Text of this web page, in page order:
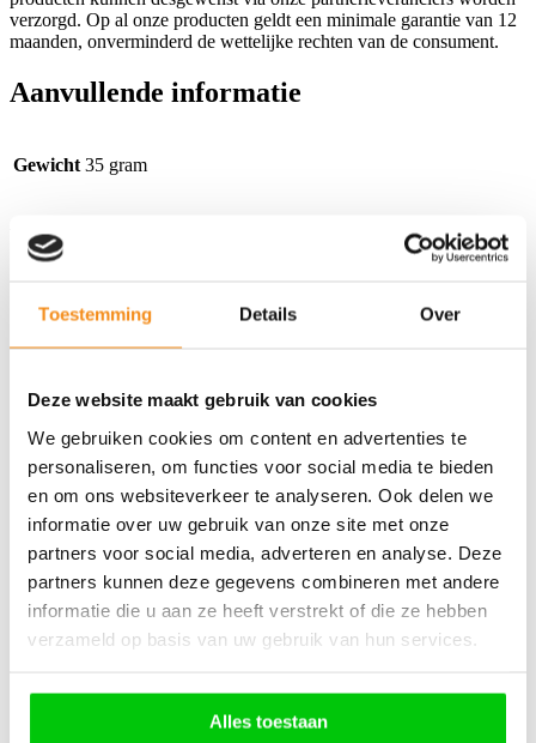
Toestemming Details Over
Deze website maakt gebruik van cookies
We gebruiken cookies om content en advertenties te
personaliseren, om functies voor social media te bieden
en om ons websiteverkeer te analyseren. Ook delen we
informatie over uw gebruik van onze site met onze
partners voor social media, adverteren en analyse. Deze
partners kunnen deze gegevens combineren met andere
informatie die u aan ze heeft verstrekt of die ze hebben
verzameld op basis van uw gebruik van hun services.
Alles toestaan
verzorgd. Op al onze producten geldt een minimale garantie van 12
maanden, onverminderd de wettelijke rechten van de consument.
Aanvullende informatie
Gewicht 35 gram
Welllicht Ook Interresant
156 2 Knops klapsleutel ID46 433mhz
Alfa Romeo SIP22 Noodsleutelbaard
€11,65 Incl. BTW
B30 – Nieuw Universeel Type 3 Knops
Klapsleutel